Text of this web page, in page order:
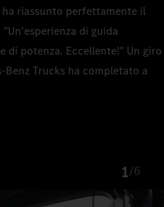
riassunto perfettamente il
di guida
di potenza. Eccellente!" Un giro
Trucks ha completato a
1/6